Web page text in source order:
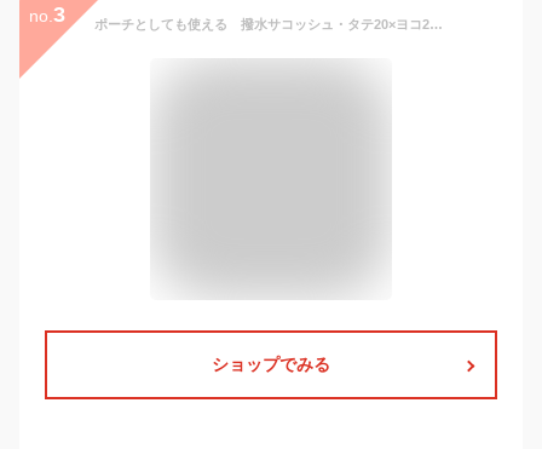
no. 3 ポーチとしても使える 撥水サコッシュ・タテ20×ヨコ26cm【無印良品 公式】
ショップでみる